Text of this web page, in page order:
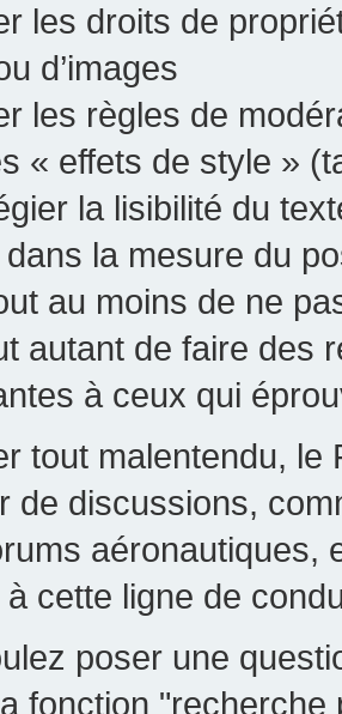
les droits de
d’images
les règles de
« effets de style »
la lisibilité du
dans la mesure du
au moins de ne
autant de faire des
à ceux qui
tout malentendu,
de discussions,
cette ligne de
poser une
fonction